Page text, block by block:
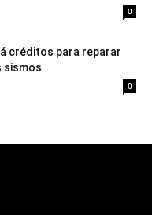
0
créditos para reparar
sismos
0